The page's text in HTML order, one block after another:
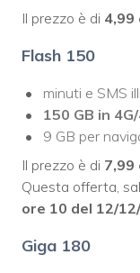
Il prezzo è di 4,99
Flash 150
minuti e SMS
150 GB in
9 GB per
Il prezzo è di 7,99
Questa offerta,
ore 10 del 12/
Giga 180